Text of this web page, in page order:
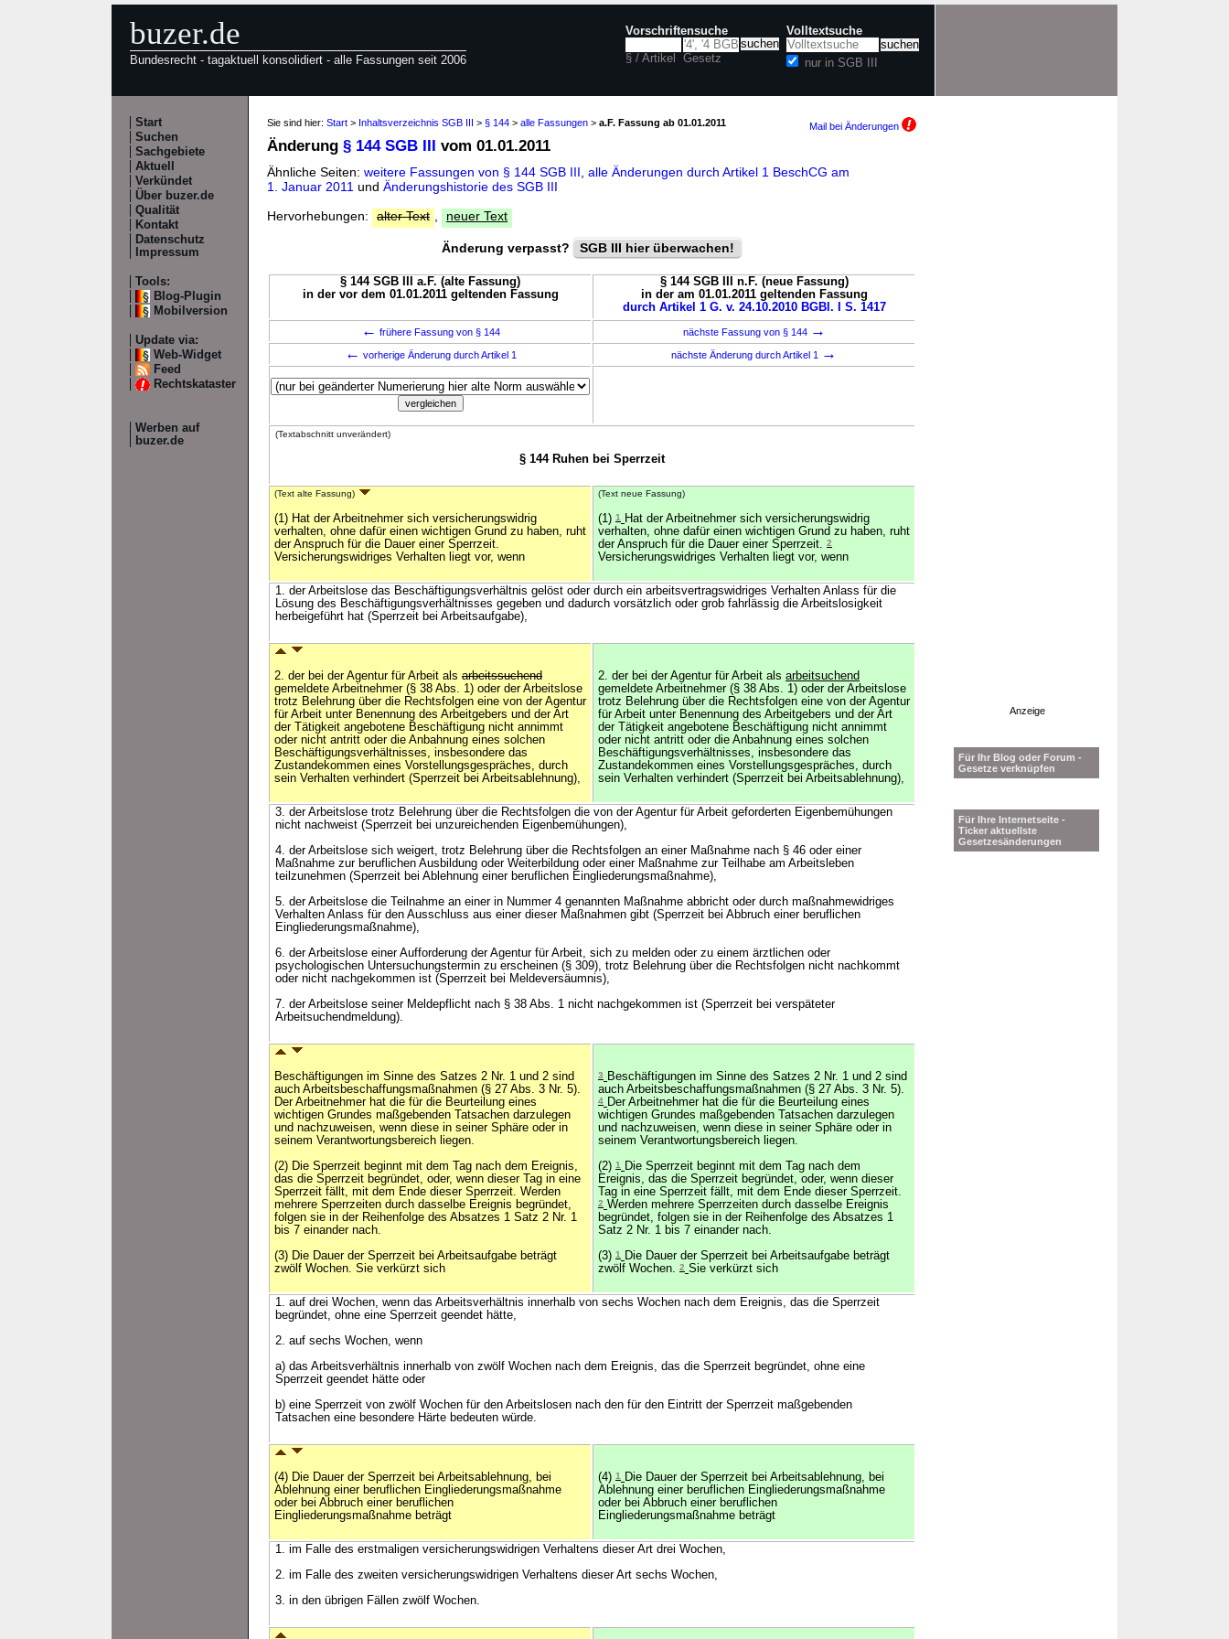
buzer.de
Bundesrecht - tagaktuell konsolidiert - alle Fassungen seit 2006
Vorschriftensuche
§ / Artikel Gesetz
Volltextsuche
nur in SGB III
Start
Suchen
Sachgebiete
Aktuell
Verkündet
Über buzer.de
Qualität
Kontakt
Datenschutz
Impressum
Tools:
Blog-Plugin
Mobilversion
Update via:
Web-Widget
Feed
Rechtskataster
Werben auf
buzer.de
Sie sind hier: Start > Inhaltsverzeichnis SGB III > § 144 > alle Fassungen > a.F. Fassung ab 01.01.2011 Mail bei Änderungen
Änderung § 144 SGB III vom 01.01.2011
Ähnliche Seiten: weitere Fassungen von § 144 SGB III alle Änderungen durch Artikel 1 BeschCG am
1. Januar 2011 und Änderungshistorie des SGB III
Hervorhebungen:
alter Text neuer Text
Änderung verpasst? SGB III hier überwachen!
§ 144 SGB III a.F. (alte Fassung)
in der vor dem 01.01.2011 geltenden Fassung
§ 144 SGB III n.F. (neue Fassung)
in der am 01.01.2011 geltenden Fassung
durch Artikel 1 G. v. 24.10.2010 BGBl. I S. 1417
← frühere Fassung von § 144 nächste Fassung von § 144 →
← vorherige Änderung durch Artikel 1 nächste Änderung durch Artikel 1 →
(Textabschnitt unverändert)
§ 144 Ruhen bei Sperrzeit
(Text alte Fassung)
(1) Hat der Arbeitnehmer sich versicherungswidrig
verhalten, ohne dafür einen wichtigen Grund zu haben, ruht
der Anspruch für die Dauer einer Sperrzeit.
Versicherungswidriges Verhalten liegt vor, wenn
(Text neue Fassung)
(1) 1
Hat der Arbeitnehmer sich versicherungswidrig
verhalten, ohne dafür einen wichtigen Grund zu haben, ruht
der Anspruch für die Dauer einer Sperrzeit. 2
Versicherungswidriges Verhalten liegt vor, wenn
1. der Arbeitslose das Beschäftigungsverhältnis gelöst oder durch ein arbeitsvertragswidriges Verhalten Anlass für die
Lösung des Beschäftigungsverhältnisses gegeben und dadurch vorsätzlich oder grob fahrlässig die Arbeitslosigkeit
herbeigeführt hat (Sperrzeit bei Arbeitsaufgabe),
2. der bei der Agentur für Arbeit als arbeitssuchend
gemeldete Arbeitnehmer (§ 38 Abs. 1) oder der Arbeitslose
trotz Belehrung über die Rechtsfolgen eine von der Agentur
für Arbeit unter Benennung des Arbeitgebers und der Art
der Tätigkeit angebotene Beschäftigung nicht annimmt
oder nicht antritt oder die Anbahnung eines solchen
Beschäftigungsverhältnisses, insbesondere das
Zustandekommen eines Vorstellungsgespräches, durch
sein Verhalten verhindert (Sperrzeit bei Arbeitsablehnung),
2. der bei der Agentur für Arbeit als arbeitsuchend
gemeldete Arbeitnehmer (§ 38 Abs. 1) oder der Arbeitslose
trotz Belehrung über die Rechtsfolgen eine von der Agentur
für Arbeit unter Benennung des Arbeitgebers und der Art
der Tätigkeit angebotene Beschäftigung nicht annimmt
oder nicht antritt oder die Anbahnung eines solchen
Beschäftigungsverhältnisses, insbesondere das
Zustandekommen eines Vorstellungsgespräches, durch
sein Verhalten verhindert (Sperrzeit bei Arbeitsablehnung),
3. der Arbeitslose trotz Belehrung über die Rechtsfolgen die von der Agentur für Arbeit geforderten Eigenbemühungen
nicht nachweist (Sperrzeit bei unzureichenden Eigenbemühungen),
4. der Arbeitslose sich weigert, trotz Belehrung über die Rechtsfolgen an einer Maßnahme nach § 46 oder einer
Maßnahme zur beruflichen Ausbildung oder Weiterbildung oder einer Maßnahme zur Teilhabe am Arbeitsleben
teilzunehmen (Sperrzeit bei Ablehnung einer beruflichen Eingliederungsmaßnahme),
5. der Arbeitslose die Teilnahme an einer in Nummer 4 genannten Maßnahme abbricht oder durch maßnahmewidriges
Verhalten Anlass für den Ausschluss aus einer dieser Maßnahmen gibt (Sperrzeit bei Abbruch einer beruflichen
Eingliederungsmaßnahme),
6. der Arbeitslose einer Aufforderung der Agentur für Arbeit, sich zu melden oder zu einem ärztlichen oder
psychologischen Untersuchungstermin zu erscheinen (§ 309), trotz Belehrung über die Rechtsfolgen nicht nachkommt
oder nicht nachgekommen ist (Sperrzeit bei Meldeversäumnis),
7. der Arbeitslose seiner Meldepflicht nach § 38 Abs. 1 nicht nachgekommen ist (Sperrzeit bei verspäteter
Arbeitsuchendmeldung).
Beschäftigungen im Sinne des Satzes 2 Nr. 1 und 2 sind
auch Arbeitsbeschaffungsmaßnahmen (§ 27 Abs. 3 Nr. 5).
Der Arbeitnehmer hat die für die Beurteilung eines
wichtigen Grundes maßgebenden Tatsachen darzulegen
und nachzuweisen, wenn diese in seiner Sphäre oder in
seinem Verantwortungsbereich liegen.
(2) Die Sperrzeit beginnt mit dem Tag nach dem Ereignis,
das die Sperrzeit begründet, oder, wenn dieser Tag in eine
Sperrzeit fällt, mit dem Ende dieser Sperrzeit. Werden
mehrere Sperrzeiten durch dasselbe Ereignis begründet,
folgen sie in der Reihenfolge des Absatzes 1 Satz 2 Nr. 1
bis 7 einander nach.
(3) Die Dauer der Sperrzeit bei Arbeitsaufgabe beträgt
zwölf Wochen. Sie verkürzt sich
3
Beschäftigungen im Sinne des Satzes 2 Nr. 1 und 2 sind
auch Arbeitsbeschaffungsmaßnahmen (§ 27 Abs. 3 Nr. 5).
4 Der Arbeitnehmer hat die für die Beurteilung eines
wichtigen Grundes maßgebenden Tatsachen darzulegen
und nachzuweisen, wenn diese in seiner Sphäre oder in
seinem Verantwortungsbereich liegen.
(2) 1
Die Sperrzeit beginnt mit dem Tag nach dem
Ereignis, das die Sperrzeit begründet, oder, wenn dieser
Tag in eine Sperrzeit fällt, mit dem Ende dieser Sperrzeit.
2 Werden mehrere Sperrzeiten durch dasselbe Ereignis
begründet, folgen sie in der Reihenfolge des Absatzes 1
Satz 2 Nr. 1 bis 7 einander nach.
(3) 1
Die Dauer der Sperrzeit bei Arbeitsaufgabe beträgt
zwölf Wochen. 2 Sie verkürzt sich
1. auf drei Wochen, wenn das Arbeitsverhältnis innerhalb von sechs Wochen nach dem Ereignis, das die Sperrzeit
begründet, ohne eine Sperrzeit geendet hätte,
2. auf sechs Wochen, wenn
a) das Arbeitsverhältnis innerhalb von zwölf Wochen nach dem Ereignis, das die Sperrzeit begründet, ohne eine
Sperrzeit geendet hätte oder
b) eine Sperrzeit von zwölf Wochen für den Arbeitslosen nach den für den Eintritt der Sperrzeit maßgebenden
Tatsachen eine besondere Härte bedeuten würde.
(4) Die Dauer der Sperrzeit bei Arbeitsablehnung, bei
Ablehnung einer beruflichen Eingliederungsmaßnahme
oder bei Abbruch einer beruflichen
Eingliederungsmaßnahme beträgt
(4) 1
Die Dauer der Sperrzeit bei Arbeitsablehnung, bei
Ablehnung einer beruflichen Eingliederungsmaßnahme
oder bei Abbruch einer beruflichen
Eingliederungsmaßnahme beträgt
1. im Falle des erstmaligen versicherungswidrigen Verhaltens dieser Art drei Wochen,
2. im Falle des zweiten versicherungswidrigen Verhaltens dieser Art sechs Wochen,
3. in den übrigen Fällen zwölf Wochen.
Anzeige
Für Ihr Blog oder Forum -
Gesetze verknüpfen
Für Ihre Internetseite -
Ticker aktuellste
Gesetzesänderungen